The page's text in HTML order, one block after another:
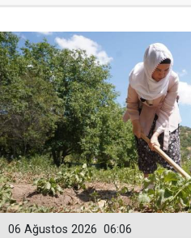
06:06
06 Ağustos 2026